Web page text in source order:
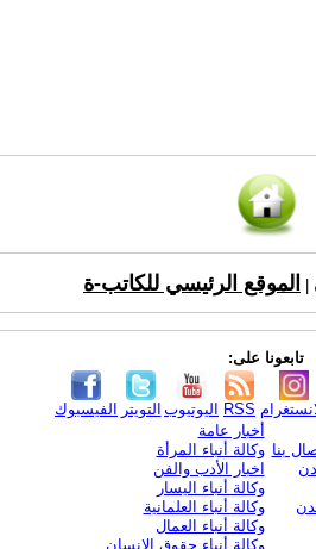
الموقع الرئيسي للكاتب-ة
تابعونا على:
الفيسبوك التويتر اليوتيوب RSS
بنا
أخبار عامة
وكالة أنباء المرأة
اخبار الأدب والفن
وكالة أنباء اليسار
وكالة أنباء العلمانية
وكالة أنباء العمال
وكالة أنباء حقوق الإنسان